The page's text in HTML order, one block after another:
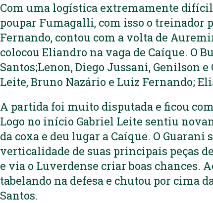
Com uma logística extremamente
poupar Fumagalli, com isso o treinador
Fernando, contou com a volta de
colocou Eliandro na vaga de Caíque. O
Santos;Lenon, Diego Jussani, Genilson
Leite, Bruno Nazário e Luiz Fernando;
A partida foi muito disputada e ficou
Logo no início Gabriel Leite sentiu
da coxa e deu lugar a Caíque. O
verticalidade de suas principais peças
e via o Luverdense criar boas chances.
tabelando na defesa e chutou por cima
Santos.